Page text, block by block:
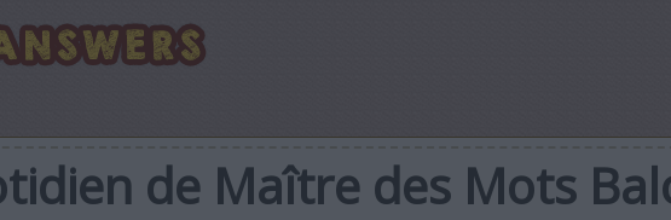
de Maître des Mots